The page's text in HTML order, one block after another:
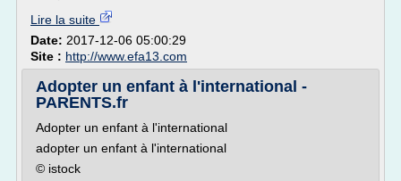
Lire la suite
Date: 2017-12-06 05:00:29
Site : http://www.efa13.com
Adopter un enfant à l'international -
PARENTS.fr
Adopter un enfant à l'international
adopter un enfant à l'international
© istock